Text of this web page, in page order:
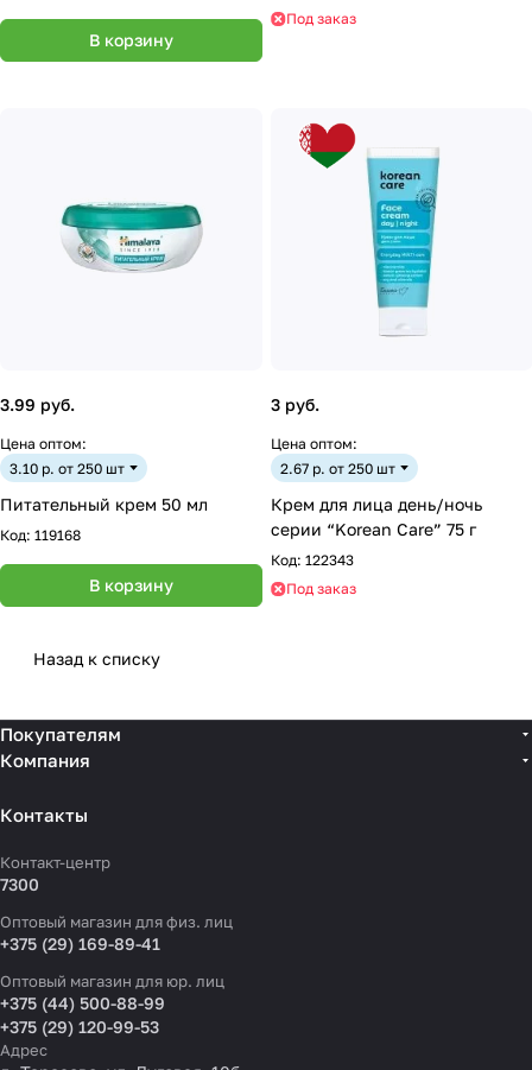
В корзину
Под заказ
3.99 руб.
Цена оптом:
3.10 р. от 250 шт
Питательный крем 50 мл
Код: 119168
В корзину
3 руб.
Цена оптом:
2.67 р. от 250 шт
Крем для лица день/ночь
серии “Korean Care” 75 г
Код: 122343
Под заказ
Назад к списку
Покупателям
Компания
Контакты
Контакт-центр
7300
Оптовый магазин для физ. лиц
+375 (29) 169-89-41
Оптовый магазин для юр. лиц
+375 (44) 500-88-99
+375 (29) 120-99-53
Адрес